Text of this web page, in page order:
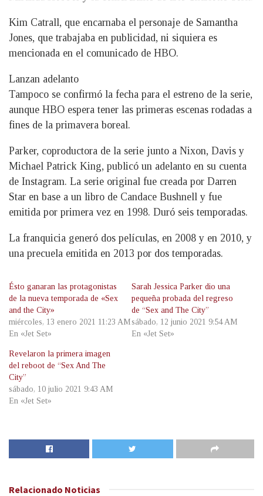
Kim Catrall, que encarnaba el personaje de Samantha
Jones, que trabajaba en publicidad, ni siquiera es
mencionada en el comunicado de HBO.
Lanzan adelanto
Tampoco se confirmó la fecha para el estreno de la serie,
aunque HBO espera tener las primeras escenas rodadas a
fines de la primavera boreal.
Parker, coproductora de la serie junto a Nixon, Davis y
Michael Patrick King, publicó un adelanto en su cuenta
de Instagram. La serie original fue creada por Darren
Star en base a un libro de Candace Bushnell y fue
emitida por primera vez en 1998. Duró seis temporadas.
La franquicia generó dos películas, en 2008 y en 2010, y
una precuela emitida en 2013 por dos temporadas.
Ésto ganaran las protagonistas
de la nueva temporada de «Sex
and the City»
miércoles, 13 enero 2021 11:23 AM
En «Jet Set»
Sarah Jessica Parker dio una
pequeña probada del regreso
de “Sex and The City”
sábado, 12 junio 2021 9:54 AM
En «Jet Set»
Revelaron la primera imagen
del reboot de “Sex And The
City”
sábado, 10 julio 2021 9:43 AM
En «Jet Set»
Relacionado Noticias